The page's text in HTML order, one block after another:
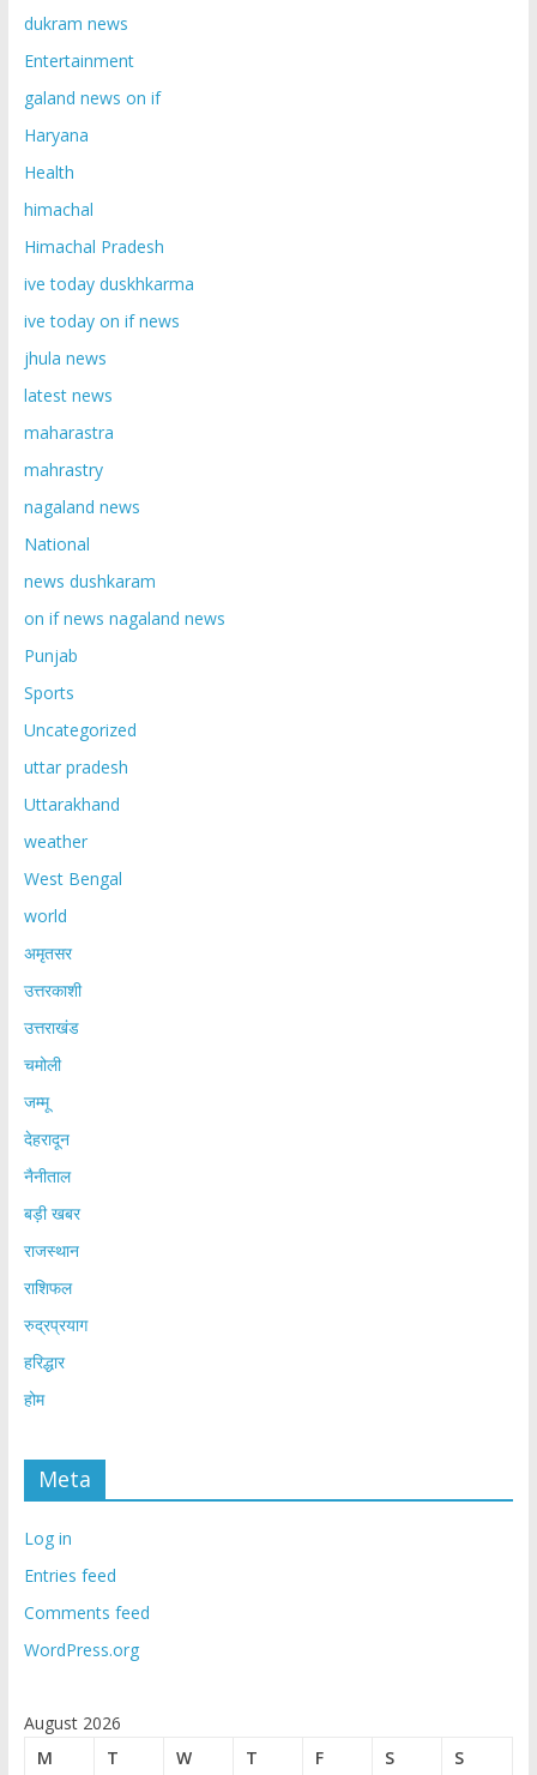
dukram news
Entertainment
galand news on if
Haryana
Health
himachal
Himachal Pradesh
ive today duskhkarma
ive today on if news
jhula news
latest news
maharastra
mahrastry
nagaland news
National
news dushkaram
on if news nagaland news
Punjab
Sports
Uncategorized
uttar pradesh
Uttarakhand
weather
West Bengal
world
अमृतसर
उत्तरकाशी
उत्तराखंड
चमोली
जम्मू
देहरादून
नैनीताल
बड़ी खबर
राजस्थान
राशिफल
रुद्रप्रयाग
हरिद्धार
होम
Meta
Log in
Entries feed
Comments feed
WordPress.org
August 2026
M
T W T F S S